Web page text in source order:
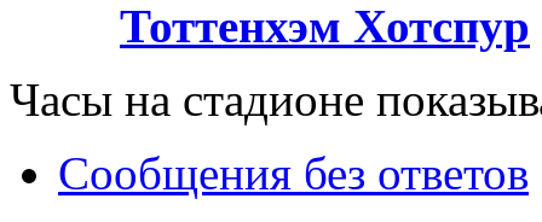
Тоттенхэм Хотспур
Часы на стадионе
Сообщения без ответов